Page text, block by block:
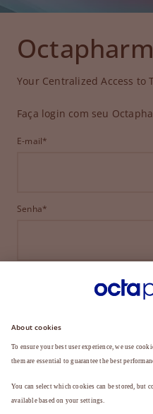
Your Centralized Access to
Faça login com seu
E-mail*
Senha*
ESQUECEU SUA
Ainda não é membro?